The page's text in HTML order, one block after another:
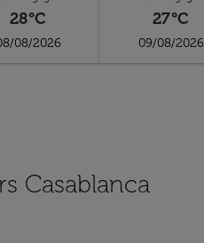
28°C
08/2026
27°C
09/08/2026
Casablanca